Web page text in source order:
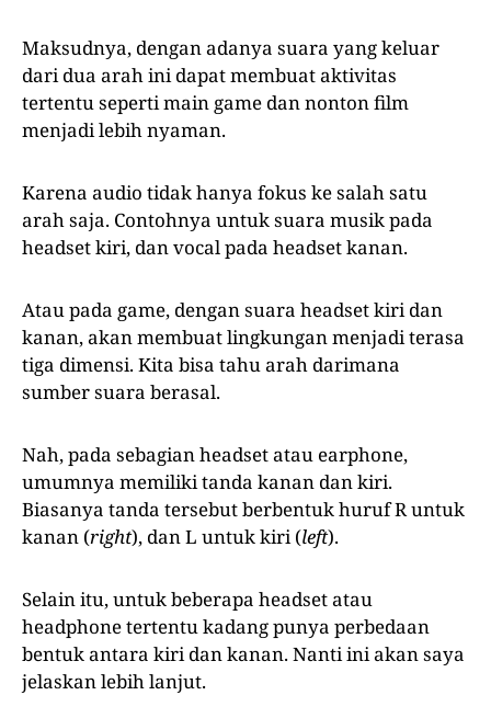
Maksudnya, dengan adanya suara yang keluar
dari dua arah ini dapat membuat aktivitas
tertentu seperti main game dan nonton film
menjadi lebih nyaman.
Karena audio tidak hanya fokus ke salah satu
arah saja. Contohnya untuk suara musik pada
headset kiri, dan vocal pada headset kanan.
Atau pada game, dengan suara headset kiri dan
kanan, akan membuat lingkungan menjadi terasa
tiga dimensi. Kita bisa tahu arah darimana
sumber suara berasal.
Nah, pada sebagian headset atau earphone,
umumnya memiliki tanda kanan dan kiri.
Biasanya tanda tersebut berbentuk huruf R untuk
kanan (right), dan L untuk kiri (left).
Selain itu, untuk beberapa headset atau
headphone tertentu kadang punya perbedaan
bentuk antara kiri dan kanan. Nanti ini akan saya
jelaskan lebih lanjut.